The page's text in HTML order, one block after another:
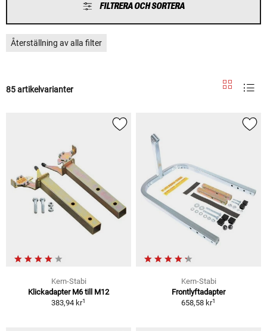
FILTRERA OCH SORTERA
Återställning av alla filter
85 artikelvarianter
Kern-Stabi
Klickadapter M6 till M12
383,94 kr1
Kern-Stabi
Frontlyftadapter
658,58 kr1